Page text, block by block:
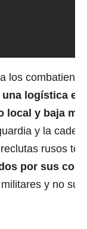
los
una logística
local y baja
y la
rusos
por sus
y no